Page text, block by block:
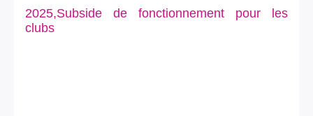
2025,Subside de fonctionnement pour les
clubs